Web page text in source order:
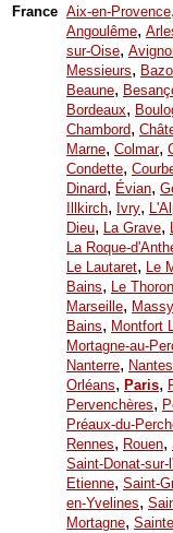
France Aix-en-Provence
Angoulême,
sur-Oise,
Messieurs,
Beaune,
Bordeaux,
Chambord,
Marne, Colmar,
Condette,
Dinard, Évian,
Illkirch, Ivry,
Dieu, La Grave,
La Roque-
Le Lautaret, Le
Bains, Le
Marseille, Massy
Bains, Montfort
Mortagne-au-
Nanterre, Nantes
Orléans, Paris,
Pervenchères,
Préaux-du-
Rennes, Rouen,
Saint-Donat-sur-
Etienne, Saint-
en-Yvelines,
Mortagne,